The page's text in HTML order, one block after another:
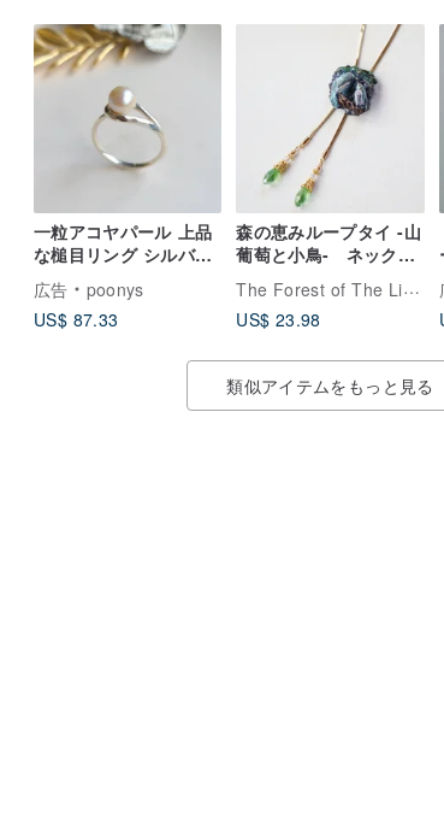
一粒アコヤパール 上品
な槌目リング シルバー
/ 送料無料 PY-289
広告
poonys
US$ 87.33
森の恵みループタイ -山
葡萄と小鳥- ネックレ
色
The Forest of The Lion （らいおんの森)
US$ 23.98
類似アイテムをもっと見る